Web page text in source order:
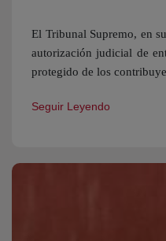
El Tribunal Supremo, en
autorización judicial de
protegido de los
Seguir Leyendo